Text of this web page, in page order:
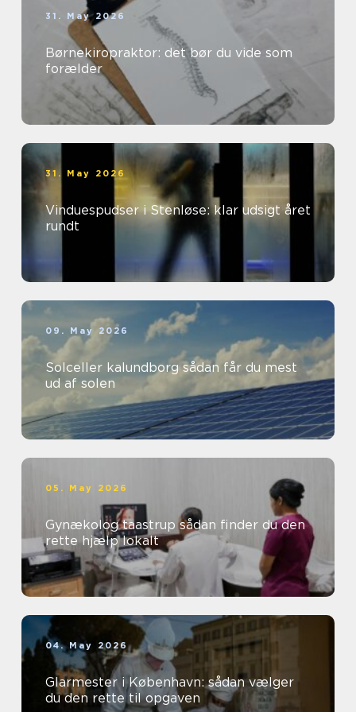
31. May 2026
Børnekiropraktor: det bør du vide som
forælder
31. May 2026
Vinduespudser i Stenløse: klar udsigt året
rundt
09. May 2026
Solceller kalundborg sådan får du mest
ud af solen
05. May 2026
Gynækolog taastrup sådan finder du den
rette hjælp lokalt
04. May 2026
Glarmester i København: sådan vælger
du den rette til opgaven